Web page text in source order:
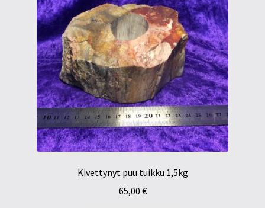
Kivettynyt puu tuikku 1,5kg
65,00 €